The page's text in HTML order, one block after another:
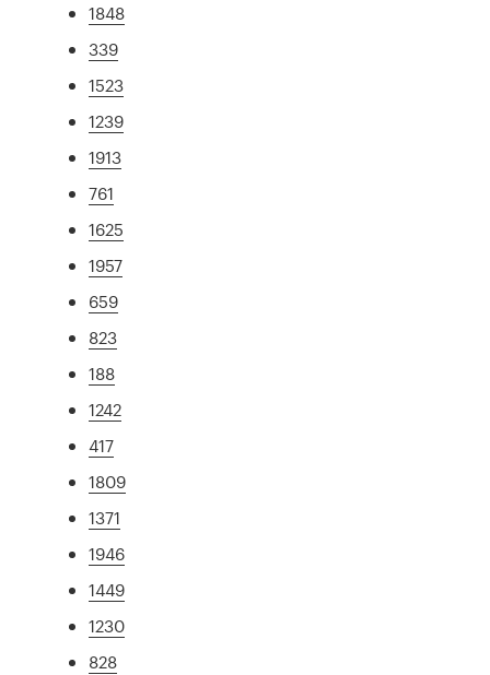
1848
339
1523
1239
1913
761
1625
1957
659
823
188
1242
417
1809
1371
1946
1449
1230
828